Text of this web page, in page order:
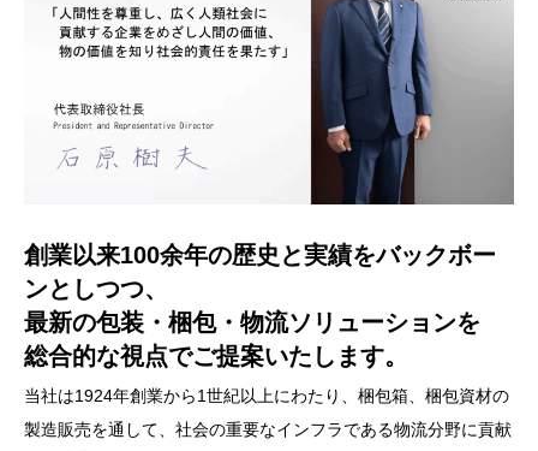
創業以来100余年の歴史と実績をバックボー
ンとしつつ、
最新の包装・梱包・物流ソリューションを
総合的な視点でご提案いたします。
当社は1924年創業から1世紀以上にわたり、梱包箱、梱包資材の
製造販売を通して、社会の重要なインフラである物流分野に貢献